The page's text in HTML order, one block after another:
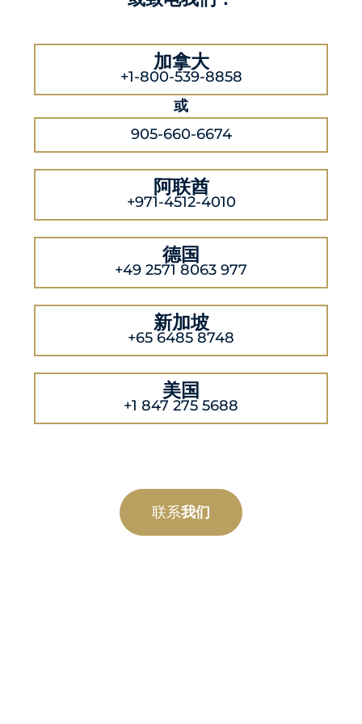
加拿大
+1-800-539-8858
或
905-660-6674
阿联酋
+971-4512-4010
德国
+49 2571 8063 977
新加坡
+65 6485 8748
美国
+1 847 275 5688
联系我们